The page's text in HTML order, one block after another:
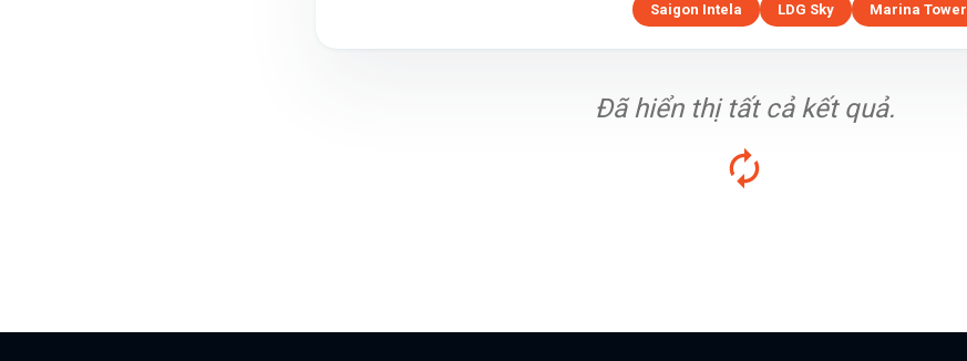
Saigon Intela LDG Sky Marina Tower
Đã hiển thị tất cả kết quả.